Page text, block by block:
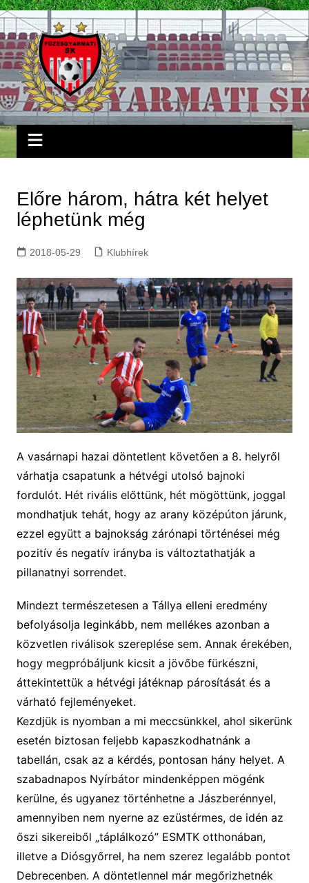
Skip
to
content
Előre három, hátra két helyet
léphetünk még
2018-05-29 Klubhírek
A vasárnapi hazai döntetlent követően a 8. helyről
várhatja csapatunk a hétvégi utolsó bajnoki
fordulót. Hét rivális előttünk, hét mögöttünk, joggal
mondhatjuk tehát, hogy az arany középúton járunk,
ezzel együtt a bajnokság zárónapi történései még
pozitív és negatív irányba is változtathatják a
pillanatnyi sorrendet.
Mindezt természetesen a Tállya elleni eredmény
befolyásolja leginkább, nem mellékes azonban a
közvetlen riválisok szereplése sem. Annak érekében,
hogy megpróbáljunk kicsit a jövőbe fürkészni,
áttekintettük a hétvégi játéknap párosítását és a
várható fejleményeket.
Kezdjük is nyomban a mi meccsünkkel, ahol sikerünk
esetén biztosan feljebb kapaszkodhatnánk a
tabellán, csak az a kérdés, pontosan hány helyet. A
szabadnapos Nyírbátor mindenképpen mögénk
kerülne, és ugyanez történhetne a Jászberénnyel,
amennyiben nem nyerne az ezüstérmes, de idén az
őszi sikereiből „táplálkozó” ESMTK otthonában,
illetve a Diósgyőrrel, ha nem szerez legalább pontot
Debrecenben. A döntetlennel már megőrizhetnék